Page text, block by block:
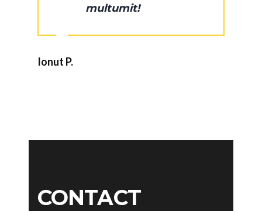
multumit!
Ionut P.
CONTACT